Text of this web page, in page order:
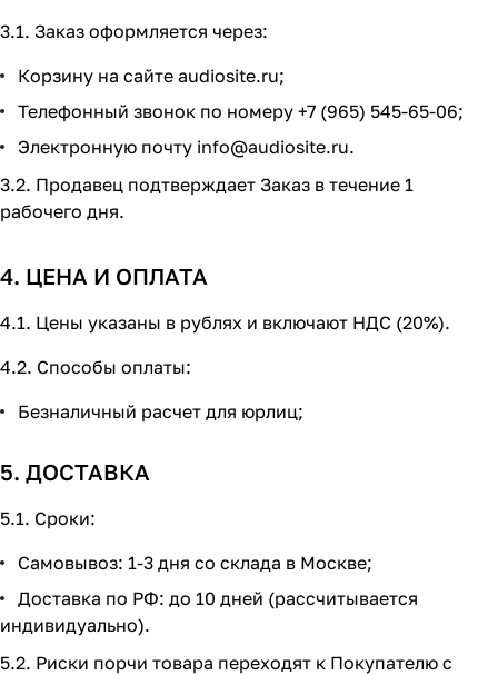
3.1. Заказ оформляется через:
Корзину на сайте audiosite.ru;
Телефонный звонок по номеру +7 (965) 545-65-06;
Электронную почту info@audiosite.ru.
3.2. Продавец подтверждает Заказ в течение 1
рабочего дня.
4. ЦЕНА И ОПЛАТА
4.1. Цены указаны в рублях и включают НДС (20%).
4.2. Способы оплаты:
Безналичный расчет для юрлиц;
5. ДОСТАВКА
5.1. Сроки:
Самовывоз: 1-3 дня со склада в Москве;
Доставка по РФ: до 10 дней (рассчитывается
индивидуально).
5.2. Риски порчи товара переходят к Покупателю с